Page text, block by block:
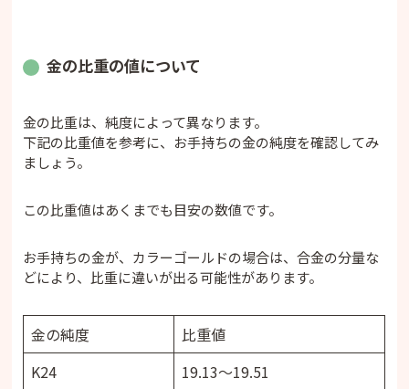
金の比重の値について
金の比重は、純度によって異なります。
下記の比重値を参考に、お手持ちの金の純度を確認してみ
ましょう。
この比重値はあくまでも目安の数値です。
お手持ちの金が、カラーゴールドの場合は、合金の分量な
どにより、比重に違いが出る可能性があります。
金の純度
比重値
K24
19.13～19.51